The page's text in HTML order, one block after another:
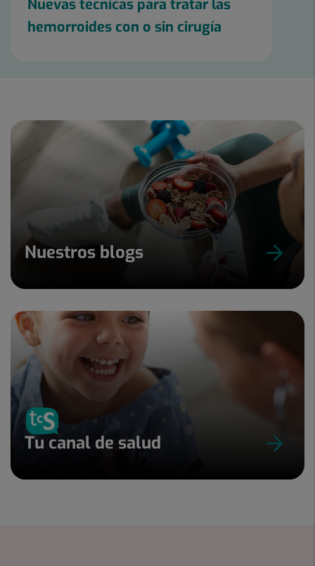
Nuevas técnicas para tratar las
hemorroides con o sin cirugía
Nuestros blogs
Tu canal de salud